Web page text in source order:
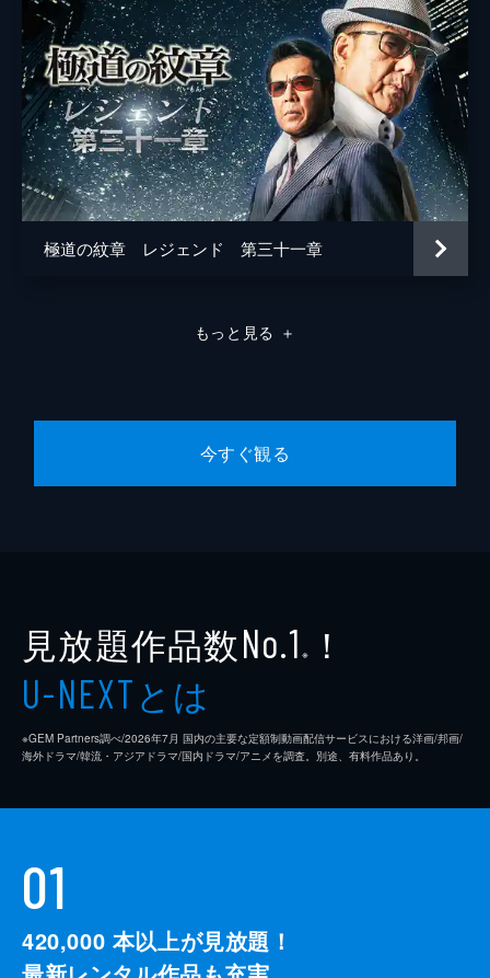
極道の紋章 レジェンド 第三十一章
もっと見る ＋
今すぐ観る
見放題作品数No.1 ※ ！
U-NEXTとは
※GEM Partners調べ/2026年7⽉ 国内の主要な定額制動画配信サービスにおける洋画/邦画/
海外ドラマ/韓流・アジアドラマ/国内ドラマ/アニメを調査。別途、有料作品あり。
01
420,000 本以上が見放題！